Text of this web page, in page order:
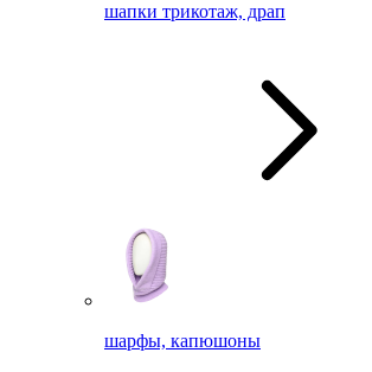
шапки трикотаж, драп
шарфы, капюшоны